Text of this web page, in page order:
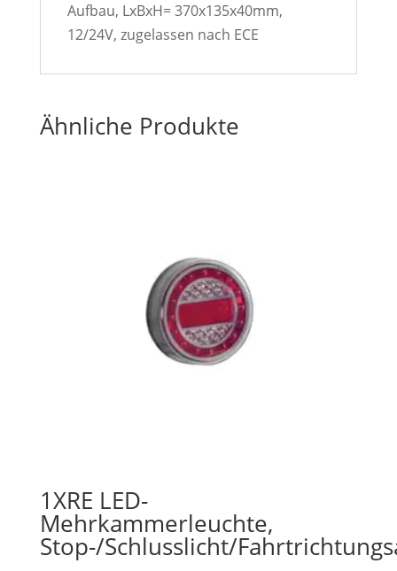
Aufbau, LxBxH= 370x135x40mm,
12/24V, zugelassen nach ECE
Ähnliche Produkte
1XRE LED-
Mehrkammerleuchte,
Stop-/Schlusslicht/